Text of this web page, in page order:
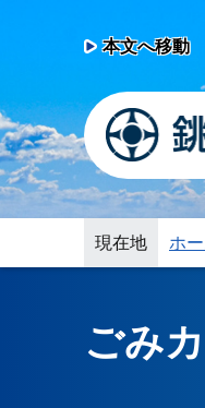
本文へ移動
現在地 ホ
ごみ